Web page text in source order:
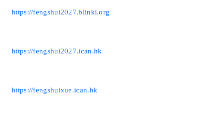
https://fengshui2027.blinki.org
https://fengshui2027.ican.hk
https://fengshuixue.ican.hk